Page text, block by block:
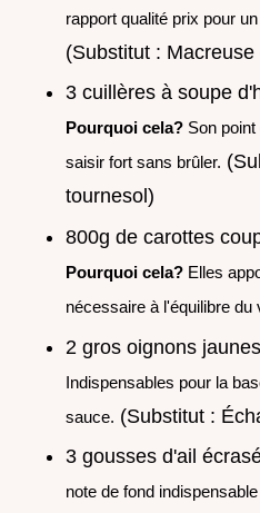
rapport qualité prix pour
(Substitut : Macreuse
3 cuillères à soupe
Pourquoi cela? Son
saisir fort sans brûler.
tournesol)
800g de carottes
Pourquoi cela? Elles
nécessaire à l'équilibre du
2 gros oignons
Indispensables pour la
sauce. (Substitut :
3 gousses d'ail
note de fond